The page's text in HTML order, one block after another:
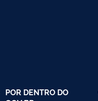
POR DENTRO DO